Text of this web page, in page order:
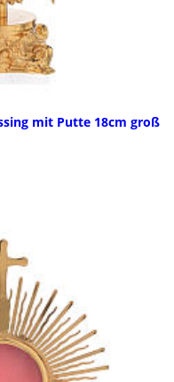
mit Putte 18cm groß